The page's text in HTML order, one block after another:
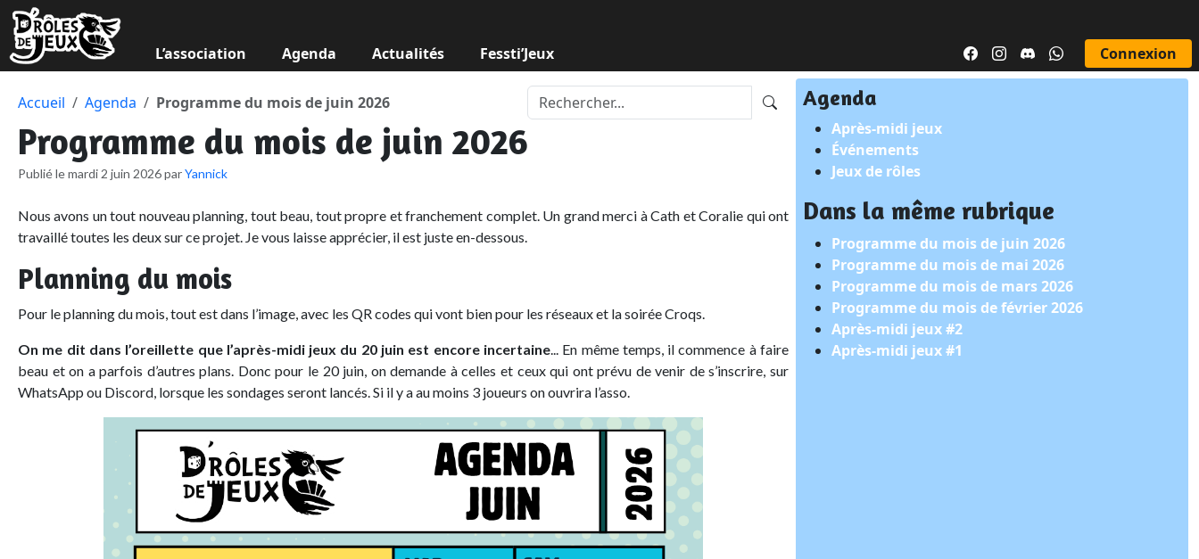
L’association Agenda Actualités Fessti’Jeux Connexion
Accueil Agenda Programme du mois de juin 2026
Programme du mois de juin 2026
Publié le mardi 2 juin 2026 parYannick
Nous avons un tout nouveau planning, tout beau, tout propre et franchement complet. Un grand merci à Cath et Coralie qui ont
travaillé toutes les deux sur ce projet. Je vous laisse apprécier, il est juste en-dessous.
Planning du mois
Pour le planning du mois, tout est dans l’image, avec les QR codes qui vont bien pour les réseaux et la soirée Croqs.
On me dit dans l’oreillette que l’après-midi jeux du 20 juin est encore incertaine... En même temps, il commence à faire
beau et on a parfois d’autres plans. Donc pour le 20 juin, on demande à celles et ceux qui ont prévu de venir de s’inscrire, sur
WhatsApp ou Discord, lorsque les sondages seront lancés. Si il y a au moins 3 joueurs on ouvrira l’asso.
Agenda
Après-midi jeux
Événements
Jeux de rôles
Dans la même rubrique
Programme du mois de juin 2026
Programme du mois de mai 2026
Programme du mois de mars 2026
Programme du mois de février 2026
Après-midi jeux #2
Après-midi jeux #1